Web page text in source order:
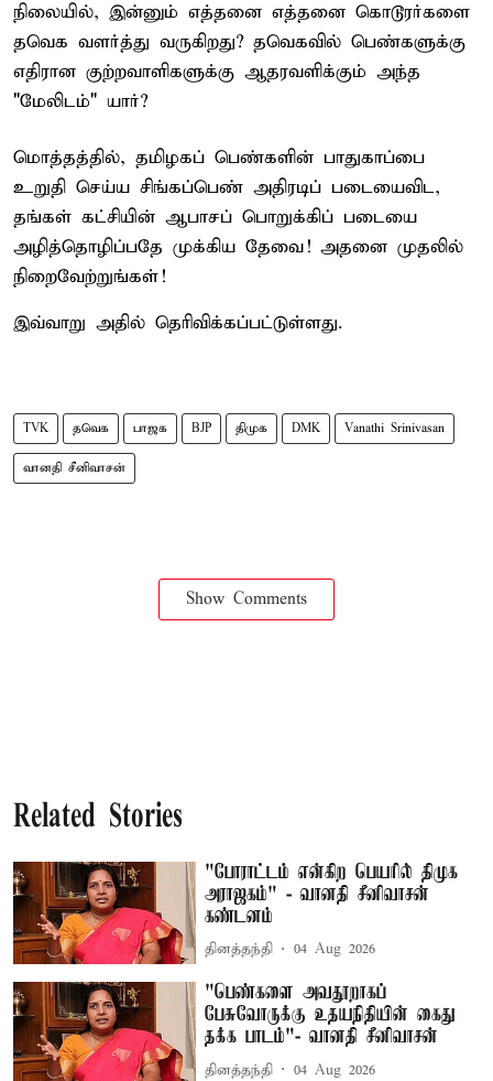
நிலையில், இன்னும் எத்தனை எத்தனை கொடூரர்களை
தவெக வளர்த்து வருகிறது? தவெகவில் பெண்களுக்கு
எதிரான குற்றவாளிகளுக்கு ஆதரவளிக்கும் அந்த
"மேலிடம்" யார்?
மொத்தத்தில், தமிழகப் பெண்களின் பாதுகாப்பை
உறுதி செய்ய சிங்கப்பெண் அதிரடிப் படையைவிட,
தங்கள் கட்சியின் ஆபாசப் பொறுக்கிப் படையை
அழித்தொழிப்பதே முக்கிய தேவை! அதனை முதலில்
நிறைவேற்றுங்கள்!
இவ்வாறு அதில் தெரிவிக்கப்பட்டுள்ளது.
TVK தவெக பாஜக BJP திமுக DMK Vanathi Srinivasan
வானதி சீனிவாசன்
Show Comments
Related Stories
"போராட்டம் என்கிற பெயரில் திமுக
அராஜகம்" - வானதி சீனிவாசன்
கண்டனம்
தினத்தந்தி 04 Aug 2026
"பெண்களை அவதூறாகப்
பேசுவோருக்கு உதயநிதியின் கைது
தக்க பாடம்"- வானதி சீனிவாசன்
தினத்தந்தி 04 Aug 2026